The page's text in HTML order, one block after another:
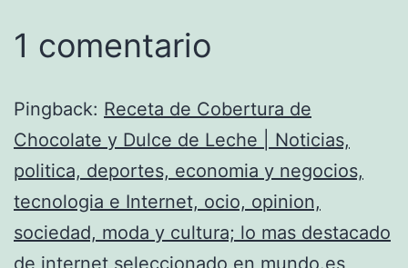
1 comentario
Pingback: Receta de Cobertura de
Chocolate y Dulce de Leche | Noticias,
politica, deportes, economia y negocios,
tecnologia e Internet, ocio, opinion,
sociedad, moda y cultura; lo mas destacado
de internet seleccionado en mundo.es